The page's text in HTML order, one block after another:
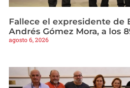
Fallece el expresidente de
Andrés Gómez Mora, a los
agosto 6, 2026